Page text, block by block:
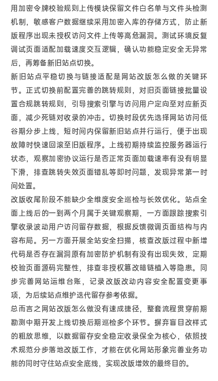
用加密令牌校验规则上传模块保留文件白名单与文件头检测
机制，敏感客户数据继续采用加密入库的存储方式，防止新
版程序出现未授权访问文件上传等高危漏洞。测试环境反复
调试页面适配加载速度交互逻辑，确认功能稳定安全无异常
后，再筹备新旧站点切换。
新旧站点平稳切换与链接适配是网站改版怎么做的关键环
节。正式切换前配置完善的跳转规则，对旧页面链接批量设
置合规跳转规则，引导搜索引擎与访问用户定向至对应新页
面，减少死链对收录的冲击。切换时段优先选择网站访问低
谷期分步上线，短时间内保留新旧站点并行运行，便于出现
故障时快速回滚至旧版程序。上线初期持续监控服务器运行
状态，观察加密协议运行是否正常页面加载速率有没有明显
下滑，排查跳转失效页面错乱等即时问题，发现异常第一时
间处置。
改版收尾阶段不能缺少全维度安全巡检与长效优化。站点全
面上线后的一到两个月属于关键观察期，一方面跟踪搜索引
擎收录波动用户访问留存数据，根据反馈微调页面结构与内
容布局。另一方面开展全站安全扫描，核查改版过程中新增
代码是否存在漏洞原有加密防护机制有没有出现失效，定期
校验页面源码完整性，排查非授权篡改暗链植入等隐患。同
步完善网站运维台账，记录改版改动内容安全配置变更事
项，为后续站点维护迭代留存参考依据。
总而言之网站改版怎么做没有速成捷径，整套流程贯穿前期
勘测中期开发上线切换后期巡检多个环节。摒弃盲目改样式
的粗放思维，以数据留存安全稳定收录保全为核心，依照技
术规范分步落地改版工作，才能在优化网站形象完善业务功
能的同时守住站点安全底线，实现改版增效的最终目的。